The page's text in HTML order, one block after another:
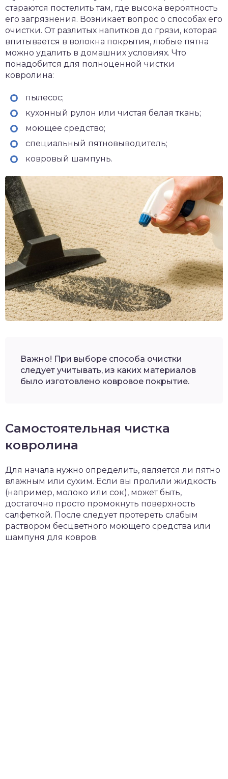
стараются постелить там, где высока вероятность
его загрязнения. Возникает вопрос о способах его
очистки. От разлитых напитков до грязи, которая
впитывается в волокна покрытия, любые пятна
можно удалить в домашних условиях. Что
понадобится для полноценной чистки
ковролина:
пылесос;
кухонный рулон или чистая белая ткань;
моющее средство;
специальный пятновыводитель;
ковровый шампунь.
Важно! При выборе способа очистки
следует учитывать, из каких материалов
было изготовлено ковровое покрытие.
Самостоятельная чистка
ковролина
Для начала нужно определить, является ли пятно
влажным или сухим. Если вы пролили жидкость
(например, молоко или сок), может быть,
достаточно просто промокнуть поверхность
салфеткой. После следует протереть слабым
раствором бесцветного моющего средства или
шампуня для ковров.